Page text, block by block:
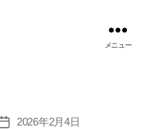
メニュー
投
2026年2月4日